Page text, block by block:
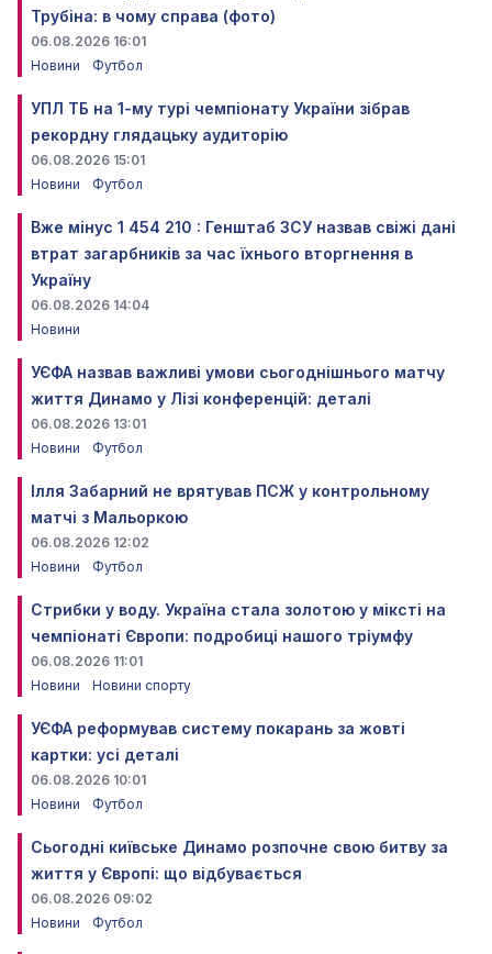
Трубіна: в чому справа (фото)
06.08.2026 16:01
Новини
Футбол
УПЛ ТБ на 1-му турі чемпіонату України зібрав
рекордну глядацьку аудиторію
06.08.2026 15:01
Новини
Футбол
Вже мінус 1 454 210 : Генштаб ЗСУ назвав свіжі дані
втрат загарбників за час їхнього вторгнення в
Україну
06.08.2026 14:04
Новини
УЄФА назвав важливі умови сьогоднішнього матчу
життя Динамо у Лізі конференцій: деталі
06.08.2026 13:01
Новини
Футбол
Ілля Забарний не врятував ПСЖ у контрольному
матчі з Мальоркою
06.08.2026 12:02
Новини
Футбол
Стрибки у воду. Україна стала золотою у міксті на
чемпіонаті Європи: подробиці нашого тріумфу
06.08.2026 11:01
Новини
Новини спорту
УЄФА реформував систему покарань за жовті
картки: усі деталі
06.08.2026 10:01
Новини
Футбол
Сьогодні київське Динамо розпочне свою битву за
життя у Європі: що відбувається
06.08.2026 09:02
Новини
Футбол